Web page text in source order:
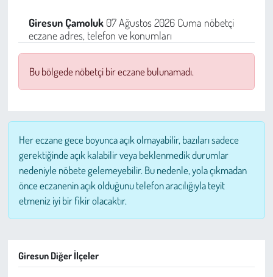
Giresun Çamoluk07 Ağustos 2026 Cuma nöbetçi
eczane adres, telefon ve konumları
Bu bölgede nöbetçi bir eczane bulunamadı.
Her eczane gece boyunca açık olmayabilir, bazıları sadece
gerektiğinde açık kalabilir veya beklenmedik durumlar
nedeniyle nöbete gelemeyebilir. Bu nedenle, yola çıkmadan
önce eczanenin açık olduğunu telefon aracılığıyla teyit
etmeniz iyi bir fikir olacaktır.
Giresun Diğer İlçeler
Sağlık
Kadın
Çocuk
Kültür Sanat
Bilim - Teknoloji
Hayvan Hakları